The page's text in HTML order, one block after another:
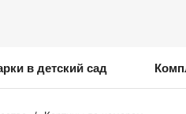
в детский сад